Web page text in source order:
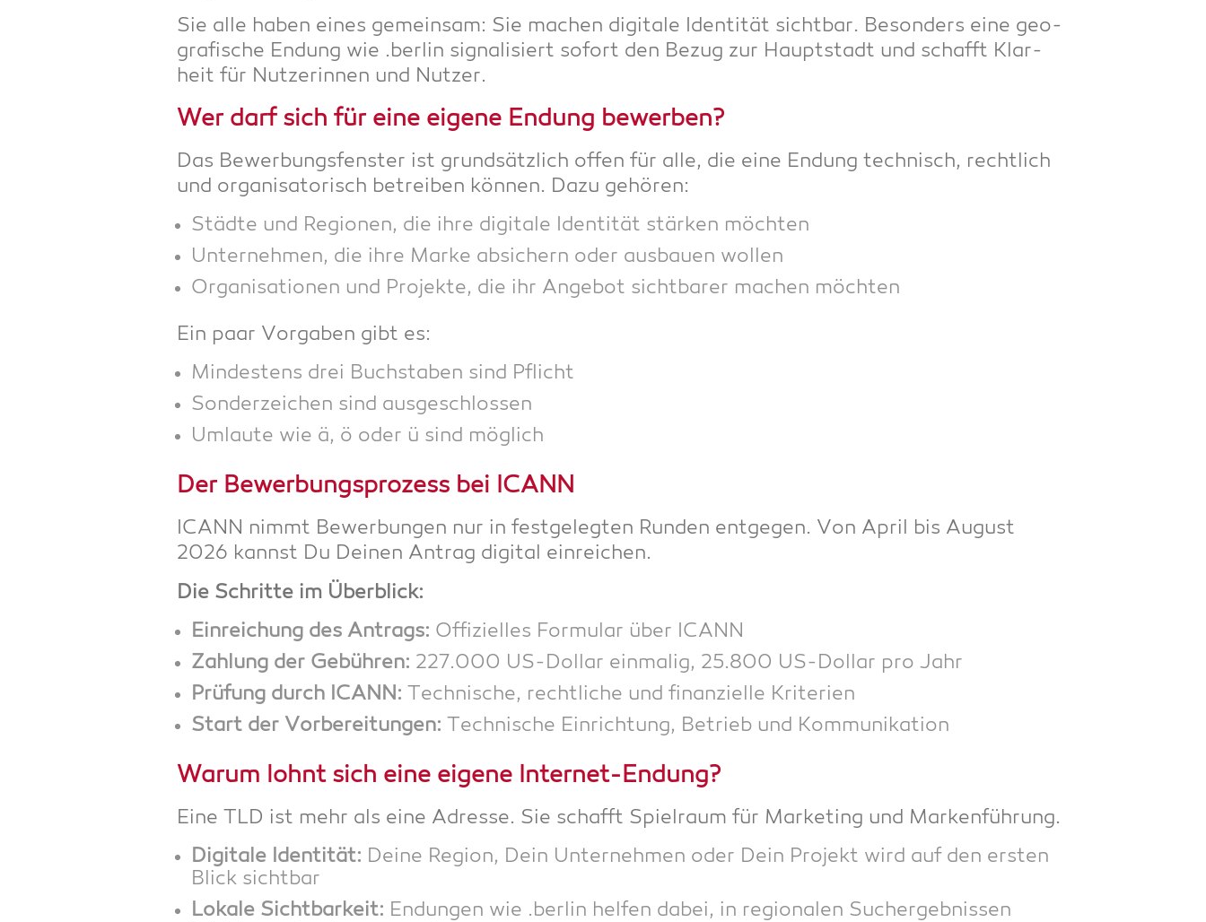
Sie alle haben eines gemein­sam: Sie machen digi­ta­le Iden­ti­tät sicht­bar. Beson­ders eine geo­
gra­fi­sche Endung wie .ber­lin signa­li­siert sofort den Bezug zur Haupt­stadt und schafft Klar­
heit für Nut­ze­rin­nen und Nutzer.
Wer darf sich für eine eige­ne Endung bewerben?
Das Bewer­bungs­fens­ter ist grund­sätz­lich offen für alle, die eine Endung tech­nisch, recht­lich
und orga­ni­sa­to­risch betrei­ben kön­nen. Dazu gehören:
Städ­te und Regio­nen, die ihre digi­ta­le Iden­ti­tät stär­ken möchten
Unter­neh­men, die ihre Mar­ke absi­chern oder aus­bau­en wollen
Orga­ni­sa­tio­nen und Pro­jek­te, die ihr Ange­bot sicht­ba­rer machen möchten
Ein paar Vor­ga­ben gibt es:
Min­des­tens drei Buch­sta­ben sind Pflicht
Son­der­zei­chen sind ausgeschlossen
Umlau­te wie ä, ö oder ü sind möglich
Der Bewer­bungs­pro­zess bei ICANN
ICANN nimmt Bewer­bun­gen nur in fest­ge­leg­ten Run­den ent­ge­gen. Von April bis August
2026 kannst Du Dei­nen Antrag digi­tal einreichen.
Die Schrit­te im Überblick:
Ein­rei­chung des Antrags: Offi­zi­el­les For­mu­lar über ICANN
Zah­lung der Gebüh­ren: 227.000 US-Dol­lar ein­ma­lig, 25.800 US-Dol­lar pro Jahr
Prü­fung durch ICANN: Tech­ni­sche, recht­li­che und finan­zi­el­le Kriterien
Start der Vor­be­rei­tun­gen: Tech­ni­sche Ein­rich­tung, Betrieb und Kommunikation
War­um lohnt sich eine eige­ne Internet-Endung?
Eine TLD ist mehr als eine Adres­se. Sie schafft Spiel­raum für Mar­ke­ting und Markenführung.
Digi­ta­le Iden­ti­tät: Dei­ne Regi­on, Dein Unter­neh­men oder Dein Pro­jekt wird auf den ers­ten
Blick sichtbar
Loka­le Sicht­bar­keit: Endun­gen wie .ber­lin hel­fen dabei, in regio­na­len Such­ergeb­nis­sen